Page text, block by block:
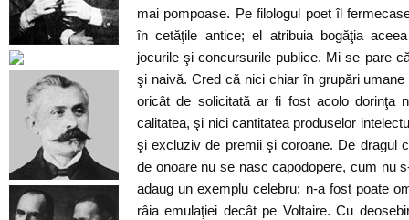
mai pompoase. Pe filologul poet îl
în cetăţile antice; el atribuia bogăţia
jocurile şi concursurile publice. Mi se pare
şi naivă. Cred că nici chiar în grupări
oricât de solicitată ar fi fost acolo dorinţa
calitatea, şi nici cantitatea produselor
şi excluziv de premii şi coroane. De dragul
de onoare nu se nasc capodopere, cum nu
adaug un exemplu celebru: n-a fost poate
râia emulaţiei decât pe Voltaire. Cu